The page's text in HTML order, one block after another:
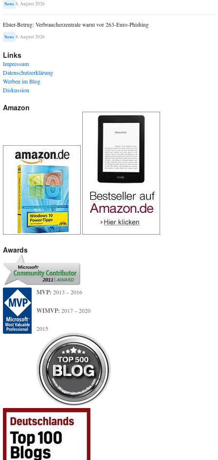
News 8. August 2026
Elster-Betrug: Verbraucherzentrale warnt vor 263-Euro-Phishing
News 8. August 2026
Links
Impressum
Datenschutzerklärung
Werben im Blog
Diskussion
Amazon
Awards
MVP: 2013 – 2016
WIMVP: 2017 – 2020
2015